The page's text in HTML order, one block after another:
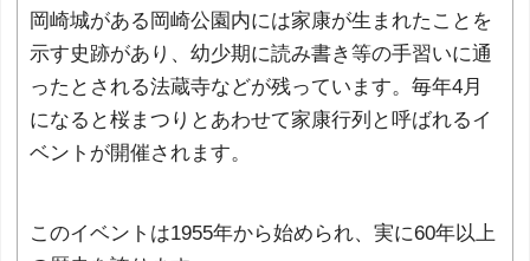
岡崎城がある岡崎公園内には家康が生まれたことを
示す史跡があり、幼少期に読み書き等の手習いに通
ったとされる法蔵寺などが残っています。毎年4月
になると桜まつりとあわせて家康行列と呼ばれるイ
ベントが開催されます。
このイベントは1955年から始められ、実に60年以上